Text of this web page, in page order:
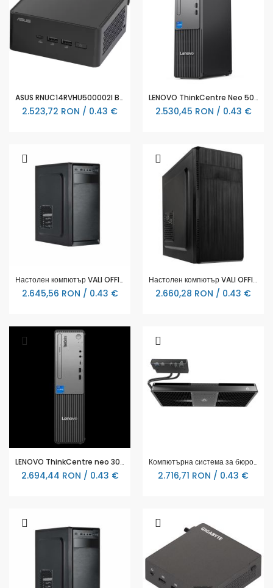
ASUS RNUC14RVHU500002I Barebone Intel Core Ultra 5 125H Tall Kit L6 EU Cord - 90AR0072-M000P0
2.523,72 RON / 0.43 €
LENOVO ThinkCentre Neo 50s G5 Intel Core i3-14100 16GB DDR5 512GB SSD M.2 UMA Slim - 12XD007QBL
2.530,45 RON / 0.43 €
Настолен компютър VALI OFFICE BASIC
2.645,56 RON / 0.43 €
Настолен компютър VALI OFFICE PRO
2.660,28 RON / 0.43 €
LENOVO ThinkCentre neo 30s G5 Intel Core i5-13420H 16GB 512GB SSD M.2 PCIe Intel UHD - 13DK003MBL
2.694,44 RON / 0.43 €
Компютърна система за бюро Arctic Senza Ryzen 5 5500GT, 16GB DDR4, 1TB NVMe, WiFi 6E, Windows 11 Home
2.716,71 RON / 0.43 €